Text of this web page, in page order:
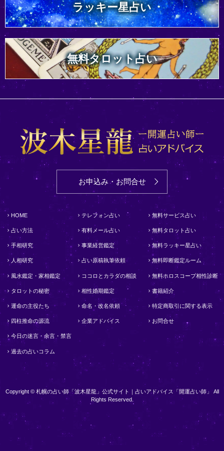
ラッキー星占い
無料タロット占い
お申込み・お問合せ
HOME
占い方法
手相研究
人相研究
風水鑑定・家相鑑定
タロットの秘密
運命の主役たち
四柱推命の源流
今日の迷言・余言・禁言
過去の占いコラム
テレフォン占い
有料メール占い
事業経営鑑定
占い原稿執筆依頼
ココロとカラダの相談
相性婚期鑑定
命名・改名依頼
企業アドバイス
無料サービス占い
無料タロット占い
無料ラッキー星占い
無料即断鑑定ルーム
無料ホロスコープ相性診断
書籍紹介
特定商取引に関する表示
お問合せ
Copyright © 札幌の占い師「波木星龍」公式サイト｜占いアドバイス「開運占い師」 All
Rights Reserved.